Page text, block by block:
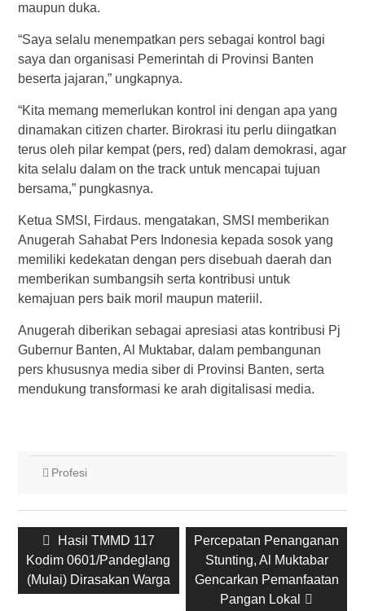
maupun duka.
“Saya selalu menempatkan pers sebagai kontrol bagi
saya dan organisasi Pemerintah di Provinsi Banten
beserta jajaran,” ungkapnya.
“Kita memang memerlukan kontrol ini dengan apa yang
dinamakan citizen charter. Birokrasi itu perlu diingatkan
terus oleh pilar kempat (pers, red) dalam demokrasi, agar
kita selalu dalam on the track untuk mencapai tujuan
bersama,” pungkasnya.
Ketua SMSI, Firdaus. mengatakan, SMSI memberikan
Anugerah Sahabat Pers Indonesia kepada sosok yang
memiliki kedekatan dengan pers disebuah daerah dan
memberikan sumbangsih serta kontribusi untuk
kemajuan pers baik moril maupun materiil.
Anugerah diberikan sebagai apresiasi atas kontribusi Pj
Gubernur Banten, Al Muktabar, dalam pembangunan
pers khususnya media siber di Provinsi Banten, serta
mendukung transformasi ke arah digitalisasi media.
Profesi
Post
navigation
Previous
post:
Hasil TMMD 117
Kodim 0601/Pandeglang
(Mulai) Dirasakan Warga
Next
post:
Percepatan Penanganan
Stunting, Al Muktabar
Gencarkan Pemanfaatan
Pangan Lokal